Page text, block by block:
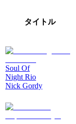
タイトル
Soul Of
Night Rio
Nick Gordy